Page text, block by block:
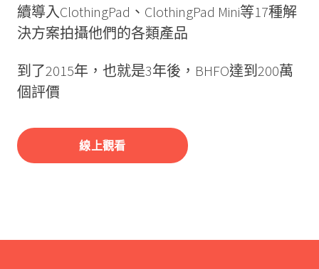
續導入ClothingPad、ClothingPad Mini等17種解
決方案拍攝他們的各類產品
到了2015年，也就是3年後，BHFO達到200萬
個評價
線上觀看